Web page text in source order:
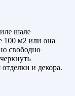
шале
100 м2 или она
свободно
и декора.